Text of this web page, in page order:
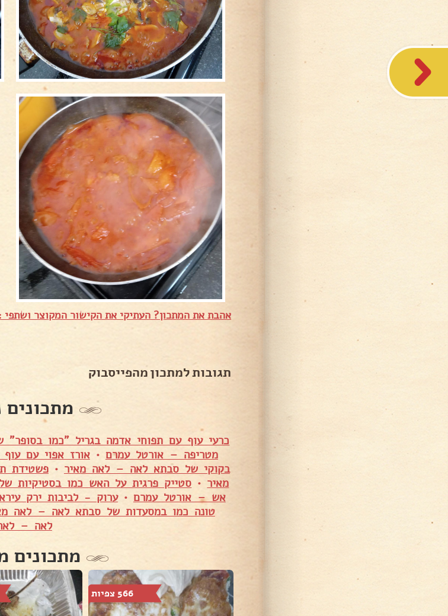
אהבת את המתכון? העתיקי את הקישור המקוצר ושתפי
תגובות למתכון מהפייסבוק
מתכונים
כרעי עוף עם תפוחי אדמה בגריל "כמו
מטריפה – אורטל עמרם•אורז אפוי עם
בקוקי של סבתא לאה – לאה מאיר•פשטידת
מאיר•סטייק פרגית על האש כמו בסטיקיות
אש – אורטל עמרם •ערוק - לביבות ירק
טונה כמו במסעדות של סבתא לאה – לאה
לאה –
מתכונים
566 צפיות